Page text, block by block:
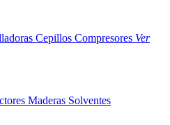
Cepillos Compresores Ver
Maderas Solventes